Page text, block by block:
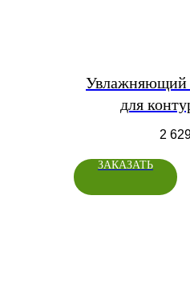
Увлажняющий
для
2
ЗАКАЗАТЬ